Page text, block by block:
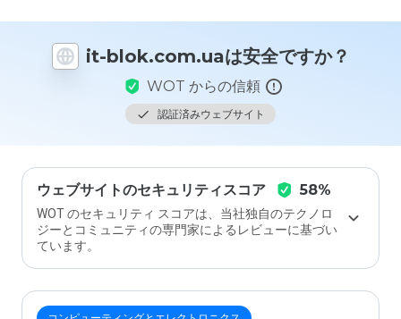
it-blok.com.uaは安全ですか？
WOT からの信頼
認証済みウェブサイト
ウェブサイトのセキュリティスコア 58%
WOT のセキュリティ スコアは、当社独自のテクノロ
ジーとコミュニティの専門家によるレビューに基づい
ています。
ブサ
に評
価し
ます
か？